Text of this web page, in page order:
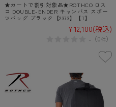
★カートで割引対象品★ROTHCO ロス
コ DOUBLE-ENDER キャンバス スポー
ツバッグ ブラック【2373】【T】
¥12,100(税込)
-（0件）